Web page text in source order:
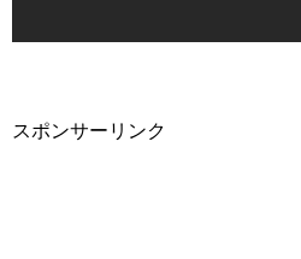
スポンサーリンク